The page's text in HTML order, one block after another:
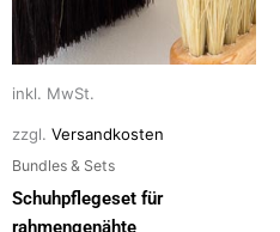
inkl. MwSt.
zzgl. Versandkosten
Bundles & Sets
Schuhpflegeset für
rahmengenähte
Varianten
auf.
Die
Optionen
können
auf
Produktseite